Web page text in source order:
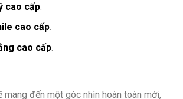
cao cấp.
cao cấp.
cao cấp.
mang đến một góc nhìn hoàn toàn mới,